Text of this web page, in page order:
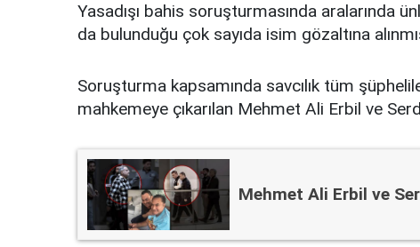
Yasadışı bahis soruşturmasında aralarında
da bulunduğu çok sayıda isim gözaltına
Soruşturma kapsamında savcılık tüm
mahkemeye çıkarılan Mehmet Ali Erbil ve
Mehmet Ali Erbil ve